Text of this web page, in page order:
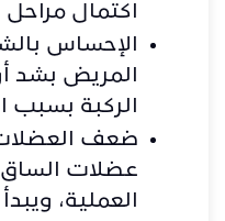
اكتمال مراحل
الإحساس
المريض بشد
الركبة بسبب
ضعف
عضلات الساق
العملية،